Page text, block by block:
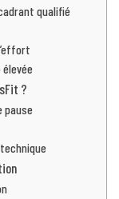
qualifié
?
pause